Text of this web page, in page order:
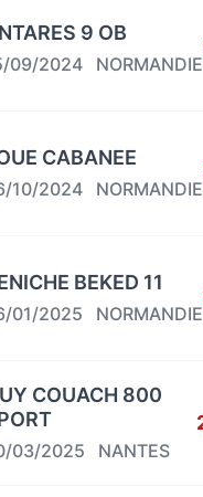
9 OB
09/2024 NORMANDIE
CABANEE
10/2024 NORMANDIE
BEKED 11
01/2025 NORMANDIE
COUACH 800
03/2025 NANTES